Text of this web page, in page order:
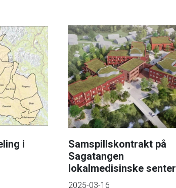
i
Samspillskontrakt på
Sagatangen
lokalmedisinske senter
2025-03-16